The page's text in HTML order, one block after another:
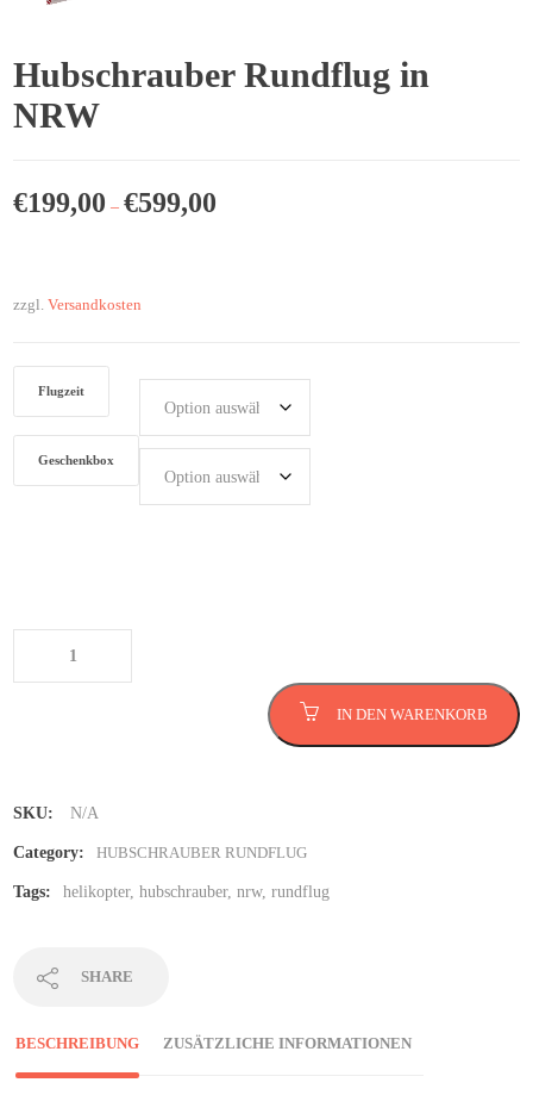
Hubschrauber Rundflug in
NRW
€199,00 –€599,00
zzgl.Versandkosten
Flugzeit
Geschenkbox
IN DEN WARENKORB
SKU: N/A
Category: HUBSCHRAUBER RUNDFLUG
Tags: helikopter,hubschrauber,nrw,rundflug
SHARE
BESCHREIBUNG ZUSÄTZLICHE INFORMATIONEN